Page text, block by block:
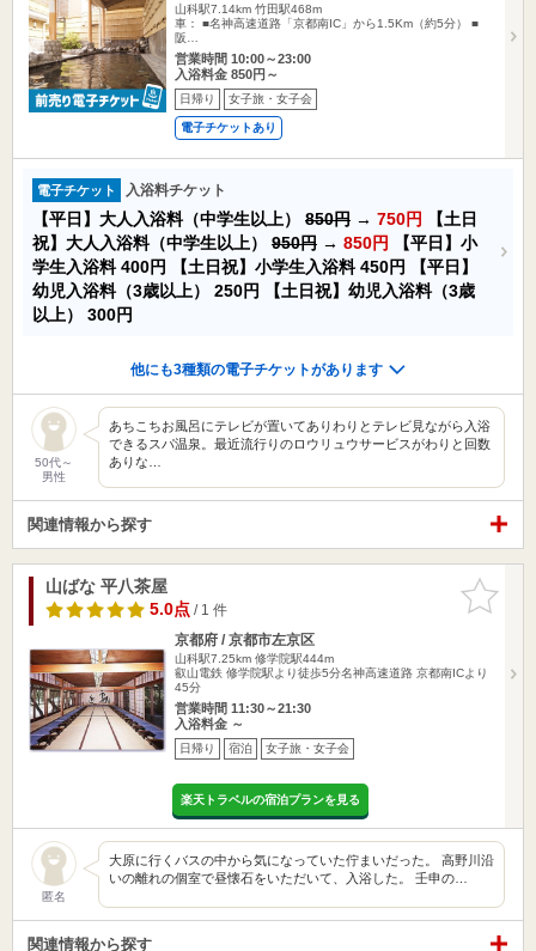
山科駅7.14km 竹田駅468m
車： ■名神高速道路「京都南IC」から1.5Km（約5分） ■
阪…
営業時間 10:00～23:00
入浴料金 850円～
日帰り 女子旅・女子会
電子チケットあり
電子チケット 入浴料チケット
【平日】大人入浴料（中学生以上） 850円 → 750円
【土日
祝】大人入浴料（中学生以上） 950円 → 850円
【平日】小
学生入浴料400円 【土日祝】小学生入浴料450円
【平日】
幼児入浴料（3歳以上） 250円
【土日祝】幼児入浴料（3歳
以上） 300円
他にも3種類の電子チケットがあります
50代～
男性
あちこちお風呂にテレビが置いてありわりとテレビ見ながら入浴
できるスパ温泉。最近流行りのロウリュウサービスがわりと回数
ありな…
関連情報から探す
お気に入
りに追加
山ばな 平八茶屋
5.0点/ 1 件
京都府 / 京都市左京区
山科駅7.25km 修学院駅444m
叡山電鉄 修学院駅より徒歩5分名神高速道路 京都南ICより
45分
営業時間 11:30～21:30
入浴料金 ～
日帰り 宿泊 女子旅・女子会
楽天トラベルの宿泊プランを見る
匿名
大原に行くバスの中から気になっていた佇まいだった。 高野川沿
いの離れの個室で昼懐石をいただいて、入浴した。 壬申の…
関連情報から探す